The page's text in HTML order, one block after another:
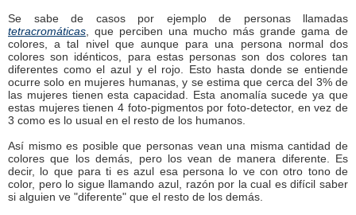
Se sabe de casos por ejemplo de personas llamadas
tetracromáticas , que perciben una mucho más grande gama de
colores, a tal nivel que aunque para una persona normal dos
colores son idénticos, para estas personas son dos colores tan
diferentes como el azul y el rojo. Esto hasta donde se entiende
ocurre solo en mujeres humanas, y se estima que cerca del 3% de
las mujeres tienen esta capacidad. Esta anomalía sucede ya que
estas mujeres tienen 4 foto-pigmentos por foto-detector, en vez de
3 como es lo usual en el resto de los humanos.
Así mismo es posible que personas vean una misma cantidad de
colores que los demás, pero los vean de manera diferente. Es
decir, lo que para ti es azul esa persona lo ve con otro tono de
color, pero lo sigue llamando azul, razón por la cual es difícil saber
si alguien ve "diferente" que el resto de los demás.